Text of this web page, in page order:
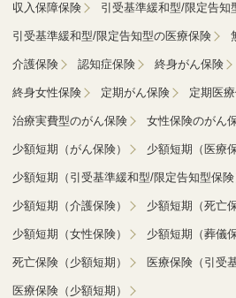
収入保障保険 引受基準緩和型/限定告知
引受基準緩和型/限定告知型の医療保険
介護保険 認知症保険 終身がん保険
終身女性保険 定期がん保険 定期医
治療実費型のがん保険 女性保険のがん
少額短期（がん保険） 少額短期（医療保
少額短期（引受基準緩和型/限定告知型保険
少額短期（介護保険） 少額短期（死亡保
少額短期（女性保険） 少額短期（葬儀保
死亡保険（少額短期） 医療保険（引受
医療保険（少額短期）